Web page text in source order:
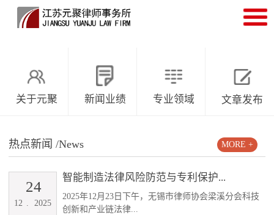
关于元聚 新闻业绩 专业领域 文章发布
热点新闻 /News
智能制造法律风险防范与专利保护...
2025年12月23日下午，无锡市律师协会梁溪分会科技
创新和产业链法律...
12 . 2025
24
MORE +